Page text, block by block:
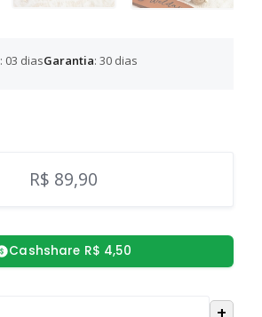
: 03 diasGarantia: 30 dias
R$ 89,90
Cashshare R$ 4,50